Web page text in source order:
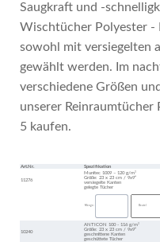
Saugkraft und -
Wischtücher Polyester -
sowohl mit versiegelten
gewählt werden. Im
verschiedene Größen
unserer Reinraumtücher
5 kaufen.
Art.Nr. Spezifikation
11276
Munitec 1009 – 120 g/m²
Größe: 23 x 23 cm / 9x9“
versiegelte Kanten
gelegte Tücher
Menge:
10240
ANTICON 100 - 116 g/m²
Größe: 23 x 23 cm / 9x9“
geschnittene Kanten
geschüttete Tücher